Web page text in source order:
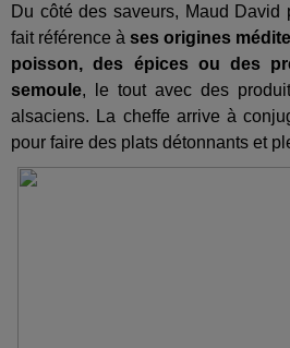
Du côté des saveurs, Maud
fait référence à ses origines
poisson, des épices ou des
semoule, le tout avec des
alsaciens. La cheffe arrive à
pour faire des plats détonnants et